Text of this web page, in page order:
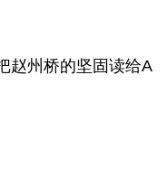
赵州桥的坚固读给A